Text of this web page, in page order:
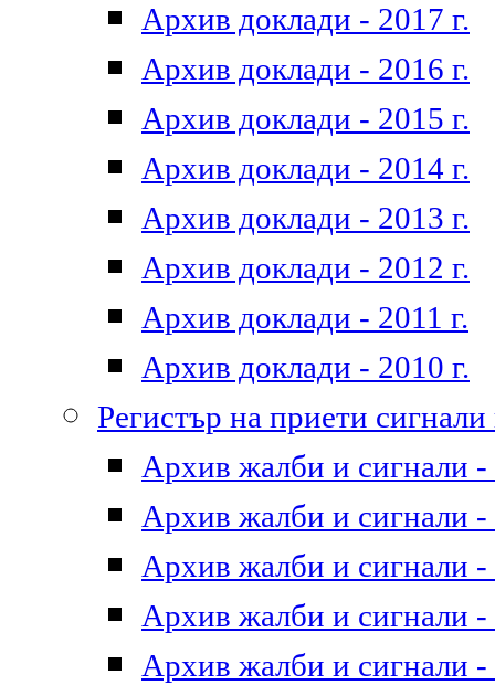
Архив доклади - 2017 г.
Архив доклади - 2016 г.
Архив доклади - 2015 г.
Архив доклади - 2014 г.
Архив доклади - 2013 г.
Архив доклади - 2012 г.
Архив доклади - 2011 г.
Архив доклади - 2010 г.
Регистър на приети
Архив жалби и сигнали -
Архив жалби и сигнали -
Архив жалби и сигнали -
Архив жалби и сигнали -
Архив жалби и сигнали -